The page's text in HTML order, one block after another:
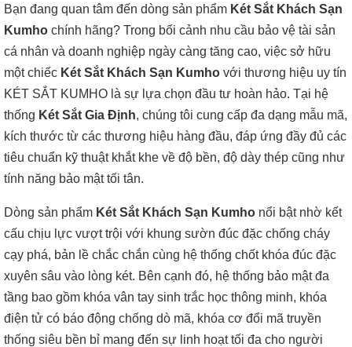
Bạn đang quan tâm đến dòng sản phẩm Két Sắt Khách Sạn
Kumho chính hãng? Trong bối cảnh nhu cầu bảo vệ tài sản
cá nhân và doanh nghiệp ngày càng tăng cao, việc sở hữu
một chiếc Két Sắt Khách Sạn Kumho với thương hiệu uy tín
KÉT SẮT KUMHO là sự lựa chọn đầu tư hoàn hảo. Tại hệ
thống Két Sắt Gia Định, chúng tôi cung cấp đa dạng mẫu mã,
kích thước từ các thương hiệu hàng đầu, đáp ứng đầy đủ các
tiêu chuẩn kỹ thuật khắt khe về độ bền, độ dày thép cũng như
tính năng bảo mật tối tân.
Dòng sản phẩm Két Sắt Khách Sạn Kumho nổi bật nhờ kết
cấu chịu lực vượt trội với khung sườn đúc đặc chống cháy
cạy phá, bản lề chắc chắn cùng hệ thống chốt khóa đúc đặc
xuyên sâu vào lòng két. Bên cạnh đó, hệ thống bảo mật đa
tầng bao gồm khóa vân tay sinh trắc học thông minh, khóa
điện tử có báo động chống dò mã, khóa cơ đổi mã truyền
thống siêu bền bỉ mang đến sự linh hoạt tối đa cho người